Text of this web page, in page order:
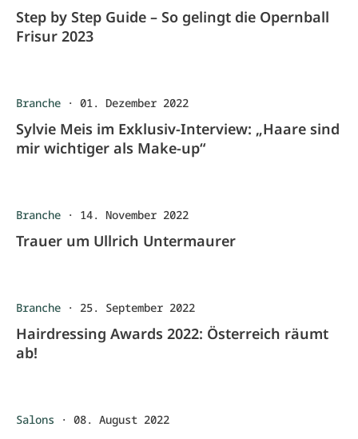
Step by Step Guide – So gelingt die Opernball
Frisur 2023
Branche · 01. Dezember 2022
Sylvie Meis im Exklusiv-Interview: „Haare sind
mir wichtiger als Make-up“
Branche · 14. November 2022
Trauer um Ullrich Untermaurer
Branche · 25. September 2022
Hairdressing Awards 2022: Österreich räumt
ab!
Salons · 08. August 2022